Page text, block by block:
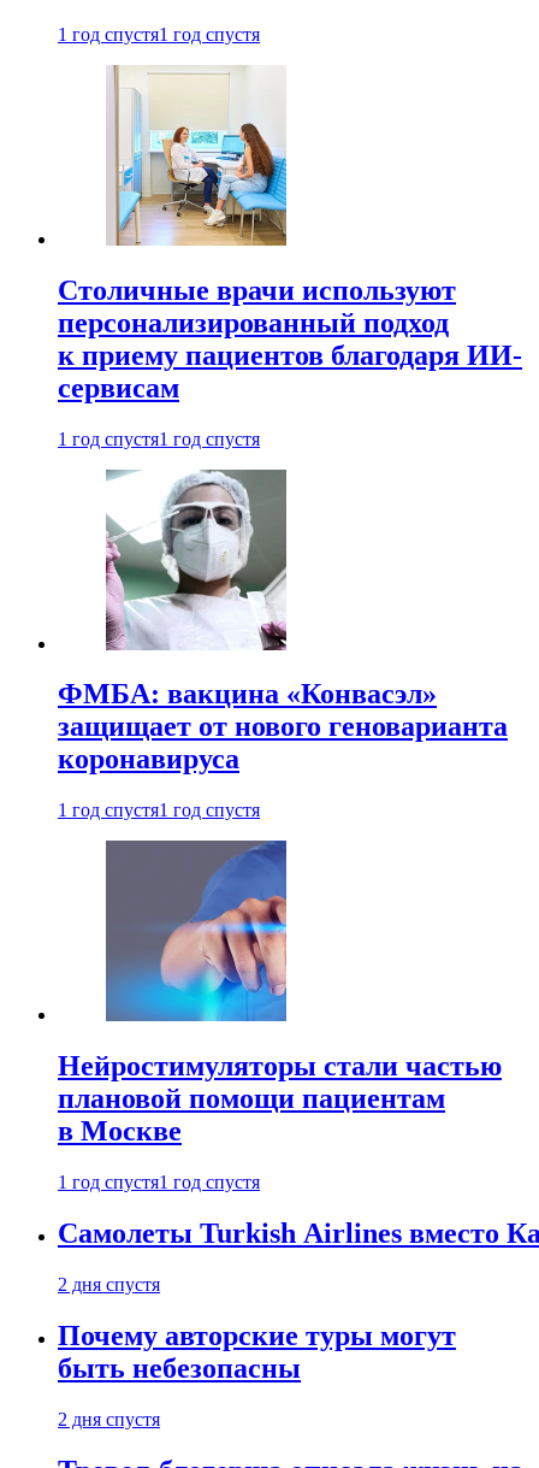
1 год спустя1 год спустя
Столичные врачи используют
персонализированный подход
к приему пациентов благодаря ИИ-
сервисам
1 год спустя1 год спустя
ФМБА: вакцина «Конвасэл»
защищает от нового геноварианта
коронавируса
1 год спустя1 год спустя
Нейростимуляторы стали частью
плановой помощи пациентам
в Москве
1 год спустя1 год спустя
Самолеты Turkish Airlines вместо
2 дня спустя
Почему авторские туры могут
быть небезопасны
2 дня спустя